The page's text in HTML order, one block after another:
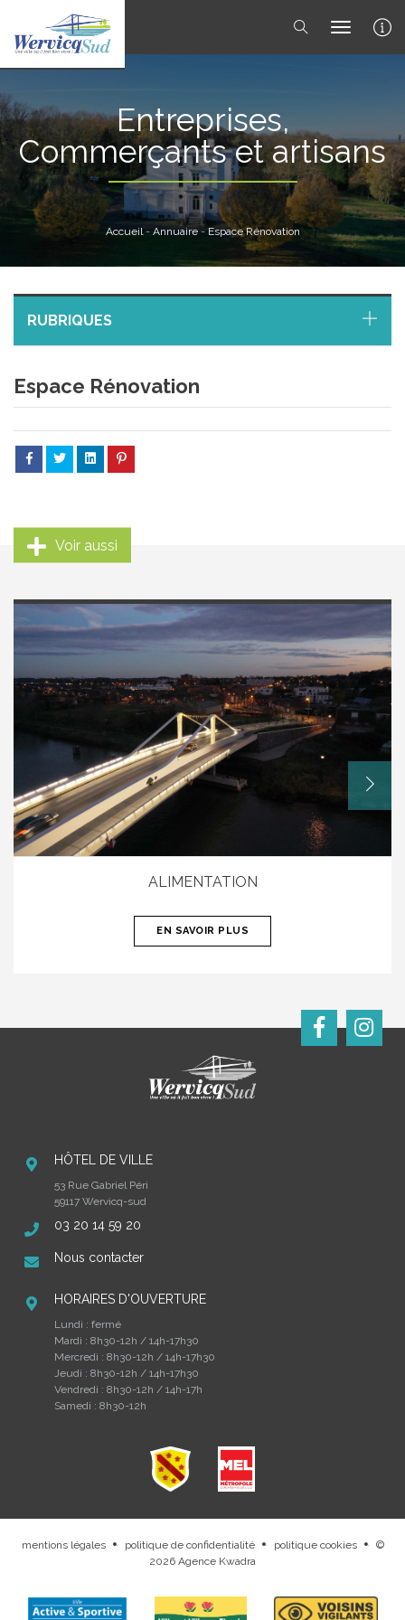
toggle
Entreprises,
Commerçants et artisans
Accueil - Annuaire - Espace Rénovation
Espace Rénovation
RUBRIQUES
Voir aussi
ALIMENTATION
EN SAVOIR PLUS
HÔTEL DE VILLE
53 Rue Gabriel Péri
59117 Wervicq-sud
03 20 14 59 20
Nous contacter
HORAIRES D'OUVERTURE
Lundi : fermé
Mardi : 8h30-12h / 14h-17h30
Mercredi : 8h30-12h / 14h-17h30
Jeudi : 8h30-12h / 14h-17h30
Vendredi : 8h30-12h / 14h-17h
Samedi : 8h30-12h
mentions légales . politique de confidentialité . politique cookies .
©
2026 Agence Kwadra